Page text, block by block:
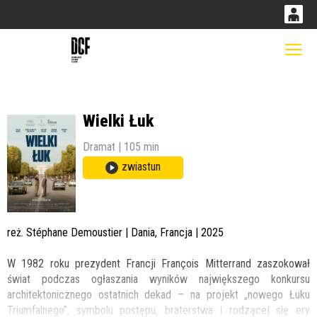
14 49 Wielki Łuk
Dramat | 105 min
zwiastun
reż. Stéphane Demoustier | Dania, Francja | 2025
W 1982 roku prezydent Francji François Mitterrand zaszokował
świat podczas ogłaszania wyników największego konkursu
architektonicznego ostatnich dekad – na projekt „nowego Łuku
Triumfalnego”, symbolu postępu, braterstwa i rodzącej się ery